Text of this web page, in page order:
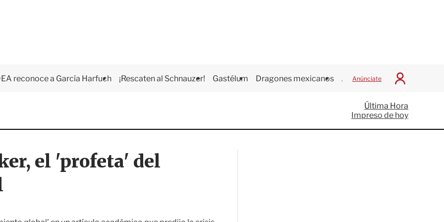
reconoce a García Harfuch ¡Rescaten al Schnauzer! Gastélum Dragones mexicanos Juegos Centroamericanos
Anúnciate
I
c
i
a
Última Hora
Impreso de hoy
el 'profeta' del